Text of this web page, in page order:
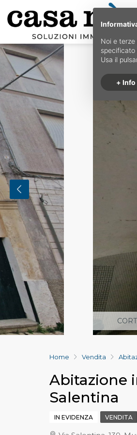
Home Vendita
Abitazione
Salentina
IN EVIDENZA VENDITA
Noi e
specificato
Usa il
+ Info